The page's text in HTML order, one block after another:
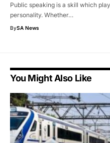
Public speaking is a skill which
personality. Whether…
BySA News
You Might Also Like